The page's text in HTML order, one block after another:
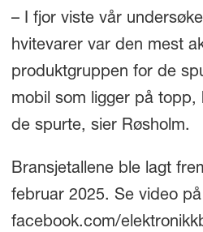
– I fjor viste vår
hvitevarer var den mest
produktgruppen for de
mobil som ligger på topp,
de spurte, sier Røsholm.
Bransjetallene ble lagt
februar 2025. Se video på
facebook.com/